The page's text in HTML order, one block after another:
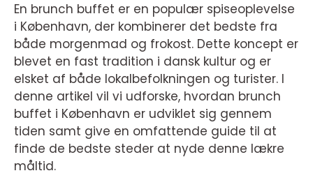
En brunch buffet er en populær spiseoplevelse
i København, der kombinerer det bedste fra
både morgenmad og frokost. Dette koncept er
blevet en fast tradition i dansk kultur og er
elsket af både lokalbefolkningen og turister. I
denne artikel vil vi udforske, hvordan brunch
buffet i København er udviklet sig gennem
tiden samt give en omfattende guide til at
finde de bedste steder at nyde denne lækre
måltid.